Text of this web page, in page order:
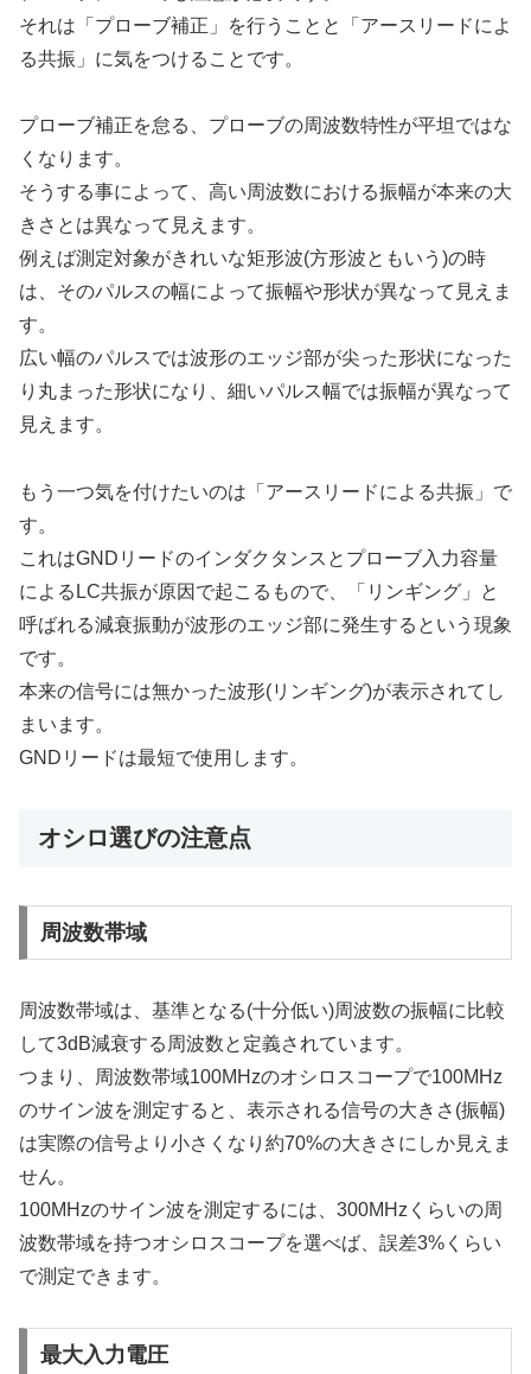
それは「プローブ補正」を行うことと「アースリードによ
る共振」に気をつけることです。
プローブ補正を怠る、プローブの周波数特性が平坦ではな
くなります。
そうする事によって、高い周波数における振幅が本来の大
きさとは異なって見えます。
例えば測定対象がきれいな矩形波(方形波ともいう)の時
は、そのパルスの幅によって振幅や形状が異なって見えま
す。
広い幅のパルスでは波形のエッジ部が尖った形状になった
り丸まった形状になり、細いパルス幅では振幅が異なって
見えます。
もう一つ気を付けたいのは「アースリードによる共振」で
す。
これはGNDリードのインダクタンスとプローブ入力容量
によるLC共振が原因で起こるもので、「リンギング」と
呼ばれる減衰振動が波形のエッジ部に発生するという現象
です。
本来の信号には無かった波形(リンギング)が表示されてし
まいます。
GNDリードは最短で使用します。
オシロ選びの注意点
周波数帯域
周波数帯域は、基準となる(十分低い)周波数の振幅に比較
して3dB減衰する周波数と定義されています。
つまり、周波数帯域100MHzのオシロスコープで100MHz
のサイン波を測定すると、表示される信号の大きさ(振幅)
は実際の信号より小さくなり約70%の大きさにしか見えま
せん。
100MHzのサイン波を測定するには、300MHzくらいの周
波数帯域を持つオシロスコープを選べば、誤差3%くらい
で測定できます。
最大入力電圧